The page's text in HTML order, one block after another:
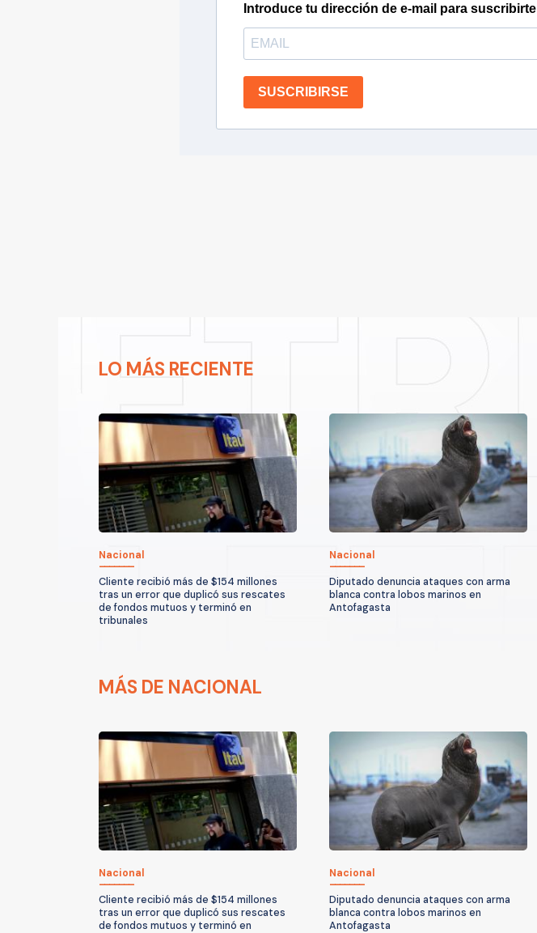
Introduce tu dirección de e-mail para suscribirte
SUSCRIBIRSE
LO MÁS RECIENTE
Nacional
Cliente recibió más de $154 millones
tras un error que duplicó sus rescates
de fondos mutuos y terminó en
tribunales
Nacional
Diputado denuncia ataques con arma
blanca contra lobos marinos en
Antofagasta
MÁS DE NACIONAL
Nacional
Cliente recibió más de $154 millones
tras un error que duplicó sus rescates
de fondos mutuos y terminó en
Nacional
Diputado denuncia ataques con arma
blanca contra lobos marinos en
Antofagasta